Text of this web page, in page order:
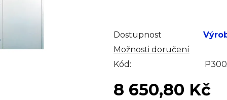
Dostupnost
Možnosti doručení
Kód:
8 650,80 Kč